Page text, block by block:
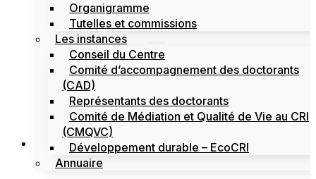
Organigramme
Tutelles et commissions
Les instances
Conseil du Centre
Comité d’accompagnement des doctorants
(CAD)
Représentants des doctorants
Comité de Médiation et Qualité de Vie au CRI
(CMQVC)
Développement durable – EcoCRI
Annuaire
Recherche